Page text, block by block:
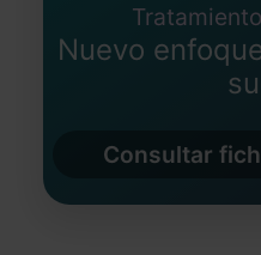
Nuevo
Consultar